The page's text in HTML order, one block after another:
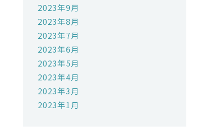
2023年9月
2023年8月
2023年7月
2023年6月
2023年5月
2023年4月
2023年3月
2023年1月